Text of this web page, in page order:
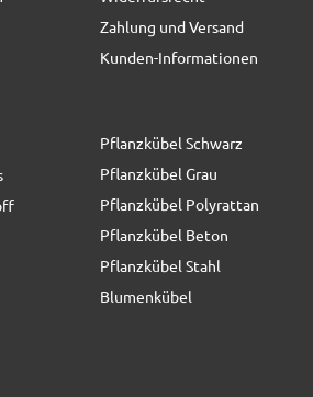
Zahlung und Versand
Kunden-Informationen
Pflanzkübel Schwarz
Pflanzkübel Grau
Pflanzkübel Polyrattan
Pflanzkübel Beton
Pflanzkübel Stahl
Blumenkübel